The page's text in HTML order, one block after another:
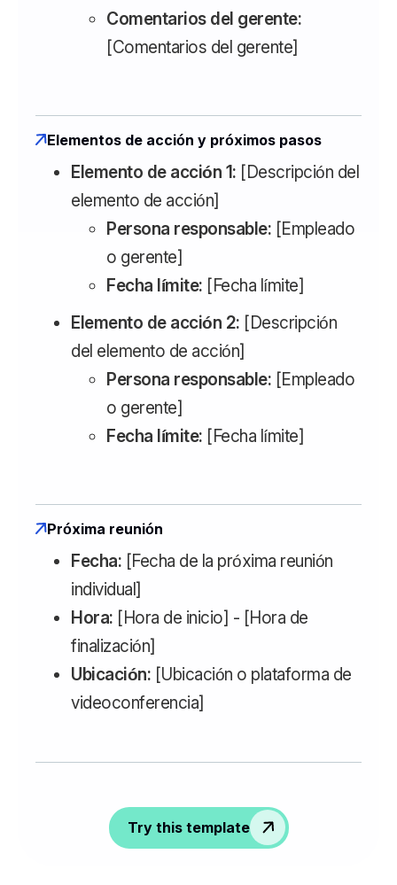
Comentarios del gerente:
[Comentarios del gerente]
Elementos de acción y próximos pasos
Elemento de acción 1: [Descripción del
elemento de acción]
Persona responsable: [Empleado
o gerente]
Fecha límite: [Fecha límite]
Elemento de acción 2: [Descripción
del elemento de acción]
Persona responsable: [Empleado
o gerente]
Fecha límite: [Fecha límite]
Próxima reunión
Fecha: [Fecha de la próxima reunión
individual]
Hora: [Hora de inicio] - [Hora de
finalización]
Ubicación: [Ubicación o plataforma de
videoconferencia]
Try this template